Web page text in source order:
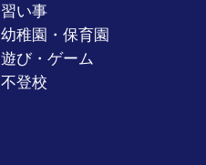
習い事
幼稚園・保育園
遊び・ゲーム
不登校